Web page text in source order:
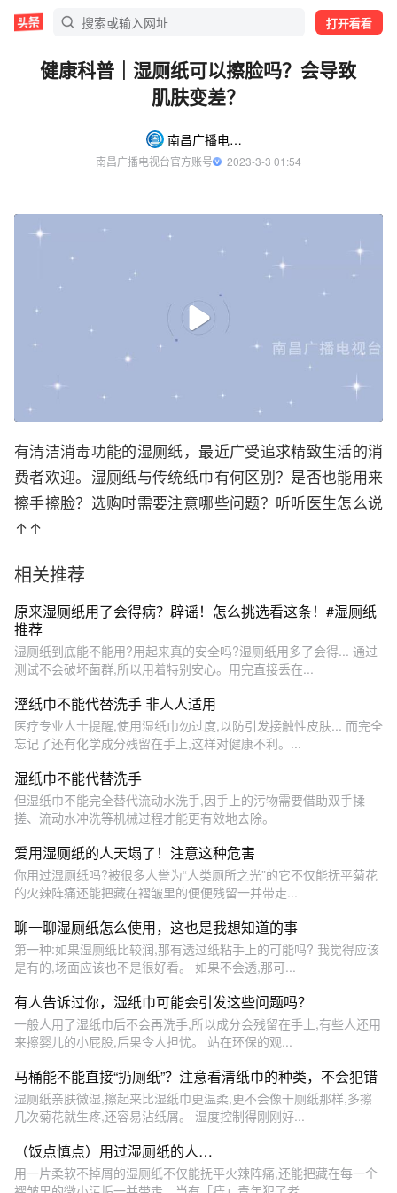
打开看看
健康科普｜湿厕纸可以擦脸吗？会导致
肌肤变差？
南昌广播电视台
南昌广播电视台官方账号
  2023-3-3 01:54
有清洁消毒功能的湿厕纸，最近广受追求精致生活的消
费者欢迎。湿厕纸与传统纸巾有何区别？是否也能用来
擦手擦脸？选购时需要注意哪些问题？听听医生怎么说
↑↑
相关推荐
原来湿厕纸用了会得病？辟谣！怎么挑选看这条！#湿厕纸
推荐
湿厕纸到底能不能用?用起来真的安全吗?湿厕纸用多了会得... 通过
测试不会破坏菌群,所以用着特别安心。用完直接丢在...
溼纸巾不能代替洗手 非人人适用
医疗专业人士提醒,使用湿纸巾勿过度,以防引发接触性皮肤... 而完全
忘记了还有化学成分残留在手上,这样对健康不利。...
湿纸巾不能代替洗手
但湿纸巾不能完全替代流动水洗手,因手上的污物需要借助双手揉
搓、流动水冲洗等机械过程才能更有效地去除。
爱用湿厕纸的人天塌了！注意这种危害
你用过湿厕纸吗?被很多人誉为“人类厕所之光”的它不仅能抚平菊花
的火辣阵痛还能把藏在褶皱里的便便残留一并带走...
聊一聊湿厕纸怎么使用，这也是我想知道的事
第一种:如果湿厕纸比较润,那有透过纸粘手上的可能吗? 我觉得应该
是有的,场面应该也不是很好看。 如果不会透,那可...
有人告诉过你，湿纸巾可能会引发这些问题吗？
一般人用了湿纸巾后不会再洗手,所以成分会残留在手上,有些人还用
来擦婴儿的小屁股,后果令人担忧。 站在环保的观...
马桶能不能直接“扔厕纸”？注意看清纸巾的种类，不会犯错
湿厕纸亲肤微湿,擦起来比湿纸巾更温柔,更不会像干厕纸那样,多擦
几次菊花就生疼,还容易沾纸屑。 湿度控制得刚刚好...
（饭点慎点）用过湿厕纸的人…
用一片柔软不掉屑的湿厕纸不仅能抚平火辣阵痛,还能把藏在每一个